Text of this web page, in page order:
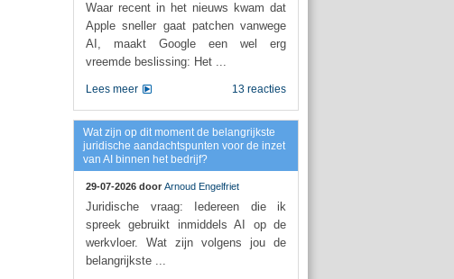
Waar recent in het nieuws kwam dat
Apple sneller gaat patchen vanwege
AI, maakt Google een wel erg
vreemde beslissing: Het ...
13 reacties
Lees meer
Wat zijn op dit moment de belangrijkste
juridische aandachtspunten voor de inzet
van AI binnen het bedrijf?
29-07-2026 door Arnoud Engelfriet
Juridische vraag: Iedereen die ik
spreek gebruikt inmiddels AI op de
werkvloer. Wat zijn volgens jou de
belangrijkste ...